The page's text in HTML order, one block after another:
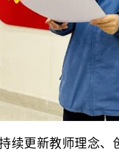
更新教师理念、